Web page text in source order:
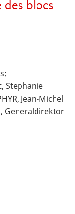
des blocs
Stephanie
Jean-Michel
Generaldirektor